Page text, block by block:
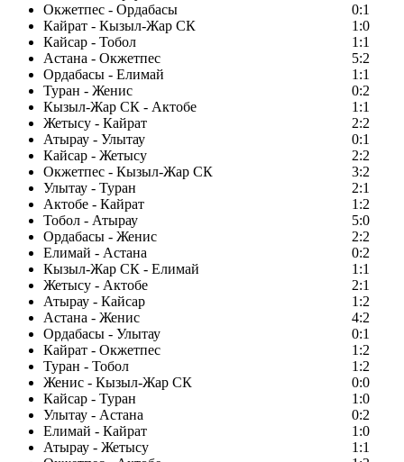
Окжетпес - Ордабасы
0:1
Кайрат - Кызыл-Жар СК
1:0
Кайсар - Тобол
1:1
Астана - Окжетпес
5:2
Ордабасы - Елимай
1:1
Туран - Женис
0:2
Кызыл-Жар СК - Актобе
1:1
Жетысу - Кайрат
2:2
Атырау - Улытау
0:1
Кайсар - Жетысу
2:2
Окжетпес - Кызыл-Жар СК
3:2
Улытау - Туран
2:1
Актобе - Кайрат
1:2
Тобол - Атырау
5:0
Ордабасы - Женис
2:2
Елимай - Астана
0:2
Кызыл-Жар СК - Елимай
1:1
Жетысу - Актобе
2:1
Атырау - Кайсар
1:2
Астана - Женис
4:2
Ордабасы - Улытау
0:1
Кайрат - Окжетпес
1:2
Туран - Тобол
1:2
Женис - Кызыл-Жар СК
0:0
Кайсар - Туран
1:0
Улытау - Астана
0:2
Елимай - Кайрат
1:0
Атырау - Жетысу
1:1